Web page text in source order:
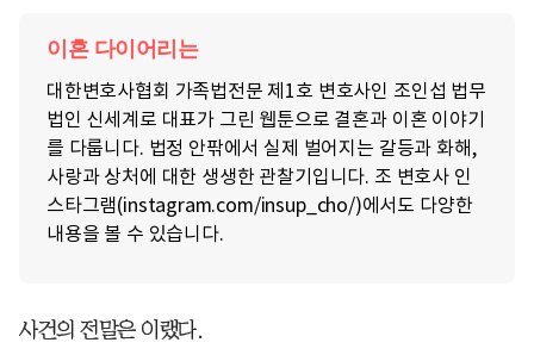
이혼 다이어리는
대한변호사협회 가족법전문 제1호 변호사인 조인섭 법무
법인 신세계로 대표가 그린 웹툰으로 결혼과 이혼 이야기
를 다룹니다. 법정 안팎에서 실제 벌어지는 갈등과 화해,
사랑과 상처에 대한 생생한 관찰기입니다. 조 변호사 인
스타그램(instagram.com/insup_cho/)에서도 다양한
내용을 볼 수 있습니다.
사건의 전말은 이랬다.